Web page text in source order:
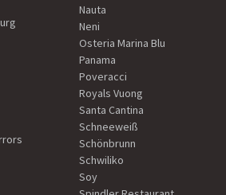
Nauta
Neni
Osteria Marina Blu
Panama
Poveracci
Royals Vuong
Santa Cantina
Schneeweiß
Schönbrunn
Schwiliko
Soy